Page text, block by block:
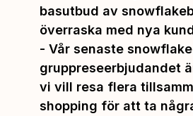
basutbud av
överraska med nya
- Vår senaste
gruppreseerbjudandet
vi vill resa flera
shopping för att ta